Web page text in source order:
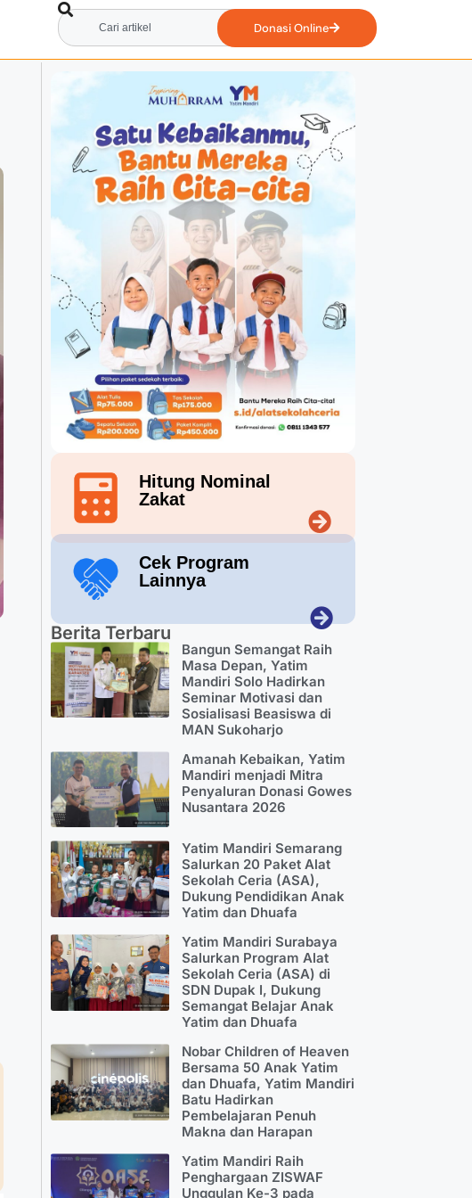
Donasi Online
Hitung Nominal
Zakat
Cek Program
Lainnya
Berita Terbaru
Bangun Semangat Raih
Masa Depan, Yatim
Mandiri Solo Hadirkan
Seminar Motivasi dan
Sosialisasi Beasiswa di
MAN Sukoharjo
Amanah Kebaikan, Yatim
Mandiri menjadi Mitra
Penyaluran Donasi Gowes
Nusantara 2026
Yatim Mandiri Semarang
Salurkan 20 Paket Alat
Sekolah Ceria (ASA),
Dukung Pendidikan Anak
Yatim dan Dhuafa
Yatim Mandiri Surabaya
Salurkan Program Alat
Sekolah Ceria (ASA) di
SDN Dupak I, Dukung
Semangat Belajar Anak
Yatim dan Dhuafa
Nobar Children of Heaven
Bersama 50 Anak Yatim
dan Dhuafa, Yatim Mandiri
Batu Hadirkan
Pembelajaran Penuh
Makna dan Harapan
Yatim Mandiri Raih
Penghargaan ZISWAF
Unggulan Ke-3 pada